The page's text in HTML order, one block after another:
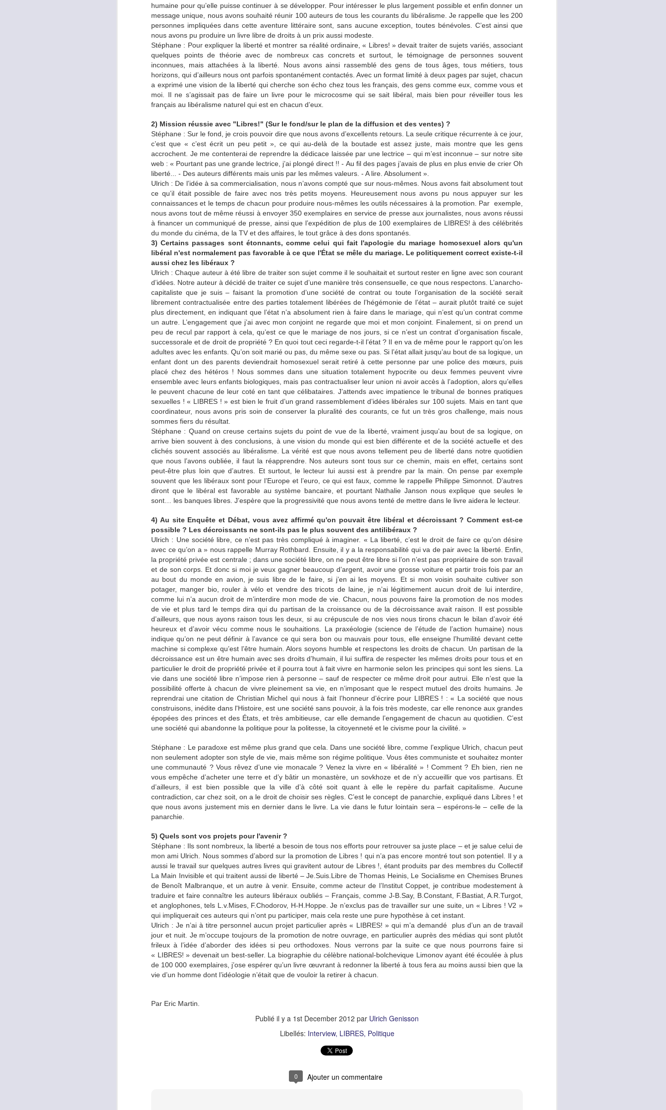
humaine pour qu’elle puisse continuer à se développer. Pour intéresser le plus largement possible et enfin donner un
message unique, nous avons souhaité réunir 100 auteurs de tous les courants du libéralisme. Je rappelle que les 200
personnes impliquées dans cette aventure littéraire sont, sans aucune exception, toutes bénévoles. C’est ainsi que
nous avons pu produire un livre libre de droits à un prix aussi modeste.
Stéphane : Pour expliquer la liberté et montrer sa réalité ordinaire, « Libres! » devait traiter de sujets variés, associant
quelques points de théorie avec de nombreux cas concrets et surtout, le témoignage de personnes souvent
inconnues, mais attachées à la liberté. Nous avons ainsi rassemblé des gens de tous âges, tous métiers, tous
horizons, qui d’ailleurs nous ont parfois spontanément contactés. Avec un format limité à deux pages par sujet, chacun
a exprimé une vision de la liberté qui cherche son écho chez tous les français, des gens comme eux, comme vous et
moi. Il ne s’agissait pas de faire un livre pour le microcosme qui se sait libéral, mais bien pour réveiller tous les
français au libéralisme naturel qui est en chacun d’eux.
2) Mission réussie avec "Libres!" (Sur le fond/sur le plan de la diffusion et des ventes) ?
Stéphane : Sur le fond, je crois pouvoir dire que nous avons d’excellents retours. La seule critique récurrente à ce jour,
c’est que « c’est écrit un peu petit », ce qui au-delà de la boutade est assez juste, mais montre que les gens
accrochent. Je me contenterai de reprendre la dédicace laissée par une lectrice – qui m’est inconnue – sur notre site
web : « Pourtant pas une grande lectrice, j’ai plongé direct !! - Au fil des pages j’avais de plus en plus envie de crier Oh
liberté... - Des auteurs différents mais unis par les mêmes valeurs. - A lire. Absolument ».
Ulrich : De l’idée à sa commercialisation, nous n’avons compté que sur nous-mêmes. Nous avons fait absolument tout
ce qu’il était possible de faire avec nos très petits moyens. Heureusement nous avons pu nous appuyer sur les
connaissances et le temps de chacun pour produire nous-mêmes les outils nécessaires à la promotion. Par exemple,
nous avons tout de même réussi à envoyer 350 exemplaires en service de presse aux journalistes, nous avons réussi
à financer un communiqué de presse, ainsi que l’expédition de plus de 100 exemplaires de LIBRES! à des célébrités
du monde du cinéma, de la TV et des affaires, le tout grâce à des dons spontanés.
3) Certains passages sont étonnants, comme celui qui fait l'apologie du mariage homosexuel alors qu'un
libéral n'est normalement pas favorable à ce que l'État se mêle du mariage. Le politiquement correct existe-t-il
aussi chez les libéraux ?
Ulrich : Chaque auteur à été libre de traiter son sujet comme il le souhaitait et surtout rester en ligne avec son courant
d’idées. Notre auteur à décidé de traiter ce sujet d’une manière très consensuelle, ce que nous respectons. L’anarcho-
capitaliste que je suis – faisant la promotion d’une société de contrat ou toute l’organisation de la société serait
librement contractualisée entre des parties totalement libérées de l’hégémonie de l’état – aurait plutôt traité ce sujet
plus directement, en indiquant que l’état n’a absolument rien à faire dans le mariage, qui n’est qu’un contrat comme
un autre. L’engagement que j’ai avec mon conjoint ne regarde que moi et mon conjoint. Finalement, si on prend un
peu de recul par rapport à cela, qu’est ce que le mariage de nos jours, si ce n’est un contrat d’organisation fiscale,
successorale et de droit de propriété ? En quoi tout ceci regarde-t-il l’état ? Il en va de même pour le rapport qu’on les
adultes avec les enfants. Qu’on soit marié ou pas, du même sexe ou pas. Si l’état allait jusqu’au bout de sa logique, un
enfant dont un des parents deviendrait homosexuel serait retiré à cette personne par une police des mœurs, puis
placé chez des hétéros ! Nous sommes dans une situation totalement hypocrite ou deux femmes peuvent vivre
ensemble avec leurs enfants biologiques, mais pas contractualiser leur union ni avoir accès à l’adoption, alors qu’elles
le peuvent chacune de leur coté en tant que célibataires. J’attends avec impatience le tribunal de bonnes pratiques
sexuelles ! « LIBRES ! » est bien le fruit d’un grand rassemblement d’idées libérales sur 100 sujets. Mais en tant que
coordinateur, nous avons pris soin de conserver la pluralité des courants, ce fut un très gros challenge, mais nous
sommes fiers du résultat.
Stéphane : Quand on creuse certains sujets du point de vue de la liberté, vraiment jusqu’au bout de sa logique, on
arrive bien souvent à des conclusions, à une vision du monde qui est bien différente et de la société actuelle et des
clichés souvent associés au libéralisme. La vérité est que nous avons tellement peu de liberté dans notre quotidien
que nous l’avons oubliée, il faut la réapprendre. Nos auteurs sont tous sur ce chemin, mais en effet, certains sont
peut-être plus loin que d’autres. Et surtout, le lecteur lui aussi est à prendre par la main. On pense par exemple
souvent que les libéraux sont pour l’Europe et l’euro, ce qui est faux, comme le rappelle Philippe Simonnot. D’autres
diront que le libéral est favorable au système bancaire, et pourtant Nathalie Janson nous explique que seules le
sont… les banques libres. J’espère que la progressivité que nous avons tenté de mettre dans le livre aidera le lecteur.
4) Au site Enquête et Débat, vous avez affirmé qu'on pouvait être libéral et décroissant ? Comment est-ce
possible ? Les décroissants ne sont-ils pas le plus souvent des antilibéraux ?
Ulrich : Une société libre, ce n’est pas très compliqué à imaginer. « La liberté, c’est le droit de faire ce qu’on désire
avec ce qu’on a » nous rappelle Murray Rothbard. Ensuite, il y a la responsabilité qui va de pair avec la liberté. Enfin,
la propriété privée est centrale ; dans une société libre, on ne peut être libre si l’on n’est pas propriétaire de son travail
et de son corps. Et donc si moi je veux gagner beaucoup d’argent, avoir une grosse voiture et partir trois fois par an
au bout du monde en avion, je suis libre de le faire, si j’en ai les moyens. Et si mon voisin souhaite cultiver son
potager, manger bio, rouler à vélo et vendre des tricots de laine, je n’ai légitimement aucun droit de lui interdire,
comme lui n’a aucun droit de m’interdire mon mode de vie. Chacun, nous pouvons faire la promotion de nos modes
de vie et plus tard le temps dira qui du partisan de la croissance ou de la décroissance avait raison. Il est possible
d’ailleurs, que nous ayons raison tous les deux, si au crépuscule de nos vies nous tirons chacun le bilan d’avoir été
heureux et d’avoir vécu comme nous le souhaitions. La praxéologie (science de l’étude de l’action humaine) nous
indique qu’on ne peut définir à l’avance ce qui sera bon ou mauvais pour tous, elle enseigne l’humilité devant cette
machine si complexe qu’est l’être humain. Alors soyons humble et respectons les droits de chacun. Un partisan de la
décroissance est un être humain avec ses droits d’humain, il lui suffira de respecter les mêmes droits pour tous et en
particulier le droit de propriété privée et il pourra tout à fait vivre en harmonie selon les principes qui sont les siens. La
vie dans une société libre n’impose rien à personne – sauf de respecter ce même droit pour autrui. Elle n’est que la
possibilité offerte à chacun de vivre pleinement sa vie, en n’imposant que le respect mutuel des droits humains. Je
reprendrai une citation de Christian Michel qui nous à fait l’honneur d’écrire pour LIBRES ! : « La société que nous
construisons, inédite dans l'Histoire, est une société sans pouvoir, à la fois très modeste, car elle renonce aux grandes
épopées des princes et des États, et très ambitieuse, car elle demande l’engagement de chacun au quotidien. C’est
une société qui abandonne la politique pour la politesse, la citoyenneté et le civisme pour la civilité. »
Stéphane : Le paradoxe est même plus grand que cela. Dans une société libre, comme l’explique Ulrich, chacun peut
non seulement adopter son style de vie, mais même son régime politique. Vous êtes communiste et souhaitez monter
une communauté ? Vous rêvez d’une vie monacale ? Venez la vivre en « libéralité » ! Comment ? Eh bien, rien ne
vous empêche d’acheter une terre et d’y bâtir un monastère, un sovkhoze et de n’y accueillir que vos partisans. Et
d’ailleurs, il est bien possible que la ville d’à côté soit quant à elle le repère du parfait capitalisme. Aucune
contradiction, car chez soit, on a le droit de choisir ses règles. C’est le concept de panarchie, expliqué dans Libres ! et
que nous avons justement mis en dernier dans le livre. La vie dans le futur lointain sera – espérons-le – celle de la
panarchie.
5) Quels sont vos projets pour l'avenir ?
Stéphane : Ils sont nombreux, la liberté a besoin de tous nos efforts pour retrouver sa juste place – et je salue celui de
mon ami Ulrich. Nous sommes d’abord sur la promotion de Libres ! qui n’a pas encore montré tout son potentiel. Il y a
aussi le travail sur quelques autres livres qui gravitent autour de Libres !, étant produits par des membres du Collectif
La Main Invisible et qui traitent aussi de liberté – Je.Suis.Libre de Thomas Heinis, Le Socialisme en Chemises Brunes
de Benoît Malbranque, et un autre à venir. Ensuite, comme acteur de l’Institut Coppet, je contribue modestement à
traduire et faire connaître les auteurs libéraux oubliés – Français, comme J-B.Say, B.Constant, F.Bastiat, A.R.Turgot,
et anglophones, tels L.v.Mises, F.Chodorov, H-H.Hoppe. Je n’exclus pas de travailler sur une suite, un « Libres ! V2 »
qui impliquerait ces auteurs qui n’ont pu participer, mais cela reste une pure hypothèse à cet instant.
Ulrich : Je n’ai à titre personnel aucun projet particulier après « LIBRES! » qui m’a demandé plus d’un an de travail
jour et nuit. Je m’occupe toujours de la promotion de notre ouvrage, en particulier auprès des médias qui sont plutôt
frileux à l’idée d’aborder des idées si peu orthodoxes. Nous verrons par la suite ce que nous pourrons faire si
« LIBRES! » devenait un best-seller. La biographie du célèbre national-bolchevique Limonov ayant été écoulée à plus
de 100 000 exemplaires, j’ose espérer qu’un livre œuvrant à redonner la liberté à tous fera au moins aussi bien que la
vie d’un homme dont l’idéologie n’était que de vouloir la retirer à chacun.
Par Eric Martin.
Publié il y a 1st December 2012 par Ulrich Genisson
Libellés: Interview LIBRES Politique
0 Ajouter un commentaire
: Je voulais perdre mon surpoids dû à une vie professionnelle compliquée et reprendre ensuite sérieusement le
sport.
Nelly: Au tout début, j’ai choisi de suivre mon mari dans cette expérience, j’étais curieuse de voir les effets de ce type
d’alimentation sur mon organisme. Et puis étant bloggeuse culinaire, j’ai trouvé là un nouveau challenge en imaginant
des menuslow carbet gourmands à la fois. Mais par la suite, pour être totalement honnête, la diète ayant duré bien
plus que je ne l’imaginais, je l’ai finalement plus subie pour le soutenir et éviter d’avoir à gérer 2 menus différents.
vous allés progressivement ?
Ulrich: J’ai commencé d’une manière radicale. J’ai d’abord accumulé les connaissances avec de la lecture sur le
sujet, puis avec mon épouse nous avons préparé nos menus à base de produits frais exclusivement, une semaine à
l’avance. La diète cétogène demande d’être strict. Soit on est en état de cétose soit on ne l’est pas et il suffit de peu
de glucides pour en sortir. Être strict est facile car les résultats ne se font pas attendre, ce qui est très motivant. De
plus, il est bon de signaler qu’une diète cétogène mal conduite dans sa restriction de glucides pourrait produire l’effet
inverse étant donné l’apport important en lipides.
Nelly: Ayant voulu suivre mon mari dès le début, j’y suis allée aussi un peu radicalement mais j’ai alors compris à quel
point j’étais une junkie du sucre. La première semaine a été vraiment très dure moralement un peu comme une
droguée à qui l’on retirerait sa dose quotidienne. Une fois ce cap passé, le manque disparaît et là c’est comme une
libération. Vous ne ressentez plus de besoin irrépressible de sucre. Actuellement, je suis bien moins restrictive que
mon mari car je n’ai pas ce même objectif de perte de poids.
Avez-vous été fatigué ?
Ulrich: La diète cétogène est fatigante pendant environ 2 semaines. Le temps que l’organisme soit céto-adapté. Ces
deux semaines sont un peu comme si vous étiez malade, il faut se ménager et éviter les efforts physiques
intenses. Puis peu à peu le corps s’habitue et on se sent petit à petit pousser des ailes, repoussant la fatigue et
l’épuisement grâce à ce nouveau mode de fonctionnement.
Comment avez-vous su que vous étiez en cétose ?
Ulrich
: avec des bandelettes Keto-Diastix pour vérifier que je ne commettais pas d’erreur dans le choix de mes
aliments. L’inconvénient avec ces bandelettes est qu’il faut ne pas trop consommer de liquide pour ne pas trop diluer
les urines. Mais c’est un bon indicateur. La preuve la plus évidente reste sa balance. La perte de poids est très rapide
dès le début de la diète cétogène.
Avez-vous été accompagné par des professionnels de santé ?
Ulrich: Non, car trouver un professionnel de santé suffisamment ouvert sur des méthodes qui sortent de l’ordinaire
est une mission presque impossible. Malheureusement en France tout le système de santé est axé sur la guérison de
maladies qui n’existeraient peut-être tout simplement pas dans un système axé sur le maintien d’une santé optimum.
Bien entendu des exceptions existent, et ça bouge beaucoup au niveau des recherches dans les pays anglo-saxons.
Les autorités américaines il y a quelques jours ont d’ailleurs avoué avoir fait fausse route sur la chasse au gras dans
leurs programmes nutritionnels. Ça avance, même si ça va prendre des années avant que le monde entier se rende
graisses.
Prenez vous des compléments alimentaires ?
Ulrich: Avant la diète cétogène, je consommais déjà beaucoup de légumes frais, mais aussi beaucoup de fruits dont
j’ai quasiment stoppé la consommation pour ne pas dépasser mon objectif quotidien de consommation de glucides.
Connaissant mes besoins en vitamines et minéraux j’ai pris la décision d’utiliser des compléments alimentaires
Essentials d’USANA.
Qui cuisine à la maison ?
Ulrich: Mon épouse et moi nous cuisinons alternativement selon nos emplois du temps. L’avantage, c’est qu’avec nos
menus établis à l’avance on s’organise plus facilement au moment de passer en cuisine. Il est possible par exemple
de faire ses plats pour plusieurs repas en alternant. Je trouve important de cuisiner des produits frais et de bonne
qualité pour se faire plaisir et apporter à notre corps ce dont il a besoin. Par exemple entre une pièce de bœuf issue
d’une vache de réforme ou une pièce de bœuf élevé à l’herbe, la différence se fera au goût mais aussi dans l’équilibre
oméga-3 et 6. Tout est lié, nous sommes ce que nous mangeons.
Nelly: En général, je cuisine les plats les plus élaborés pour laisser le soin à monsieur de préparer les plus simples.
Nous aimons aussi prendre 2 heures dans le dimanche matin au retour de la piscine pour cuisiner à 4 mains les repas
des 3 premiers jours de la semaine. Cela, nous permet ensuite de nous dégager du temps pour faire du sport en
soirée au retour du travail. L’organisation est la condition sine qua non pour maîtriser son alimentation et pouvoir ne
cuisiner qu’avec des produits frais.
Comment se passe concrètement une journée alimentaire pour vous ?
Ulrich: En général nous nous levons à 6h du matin, parfois avant. Mon activité professionnelle m’a poussé à
radicalement changer ma façon de m’alimenter. Alors le matin au petit déjeuner, je prends ce qui correspond au
préparés façon carbonara puis du fromage, quelques noix ou de la noix de coco, un café avec quelques carrés de
chocolats pur à 100%. Le midi j’emporte une collation qui peut être un œuf dur, du fromage, des noix. Et enfin le soir
par exemple des lasagnes faites avec des courgettes pour remplacer les pâtes, de la salade, du fromage, et quelques
baies. Il existe des solutions de remplacement pour pratiquement tout, mais il faut faire preuve d’imagination. Je dois
vous avouer qu’avec une épouse bloggeuse culinaire, ça aide beaucoup de ce côté-là.
Nelly: Alors personnellement, étant ce que j’appellerais un « bec sucré » de nature, je maintiens mon déjeuner … à
l’heure du déjeuner, et le matin je mange bien souvent un yaourt de soja avec des biscuits faibles en glucides faits
maison à base de poudre d’amande, de noisettes et des pépites de chocolat à 100%. Et le soir, nous dînons
ensemble.
Avez-vous introduit des nouveaux aliments ? Lesquels ?
pur à 100% qu’on trouve de plus en plus facilement et beaucoup de farines
: J’ai toujours adoré manger. J’ai eu la chance depuis tout petit de manger des produits du jardin, uniquement
des produits frais, cuisinés avec beaucoup de passion. Dans ma vie d’adulte, je garde donc à cœur de consommer